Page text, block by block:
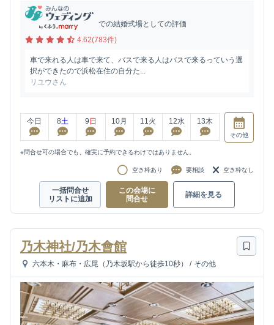
での結婚式場としての評価
4.62(783件)
車で来れる人は車で来て、バスで来る人はバスで来るっていう選
択ができたので浜松在住の自分た...
リユウさん
今日 8土 9 日 10月 11火 12水 13木
その他
※問合せ可の場合でも、確実に予約できるわけではありません。
空き枠あり 要相談 空き枠なし
一括問合せ
リストに追加
この会場に
問合せ
詳細を見る
乃木神社/乃木會館
六本木・麻布・広尾（乃木坂駅から徒歩10秒） / その他